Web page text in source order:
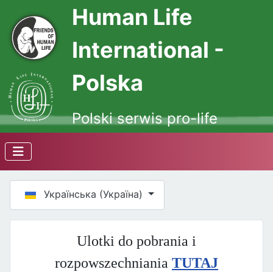
Human Life
International -
Polska
Polski serwis pro-life
Оберіть свою мову
Українська (Україна)
Ulotki do pobrania i
rozpowszechniania TUTAJ